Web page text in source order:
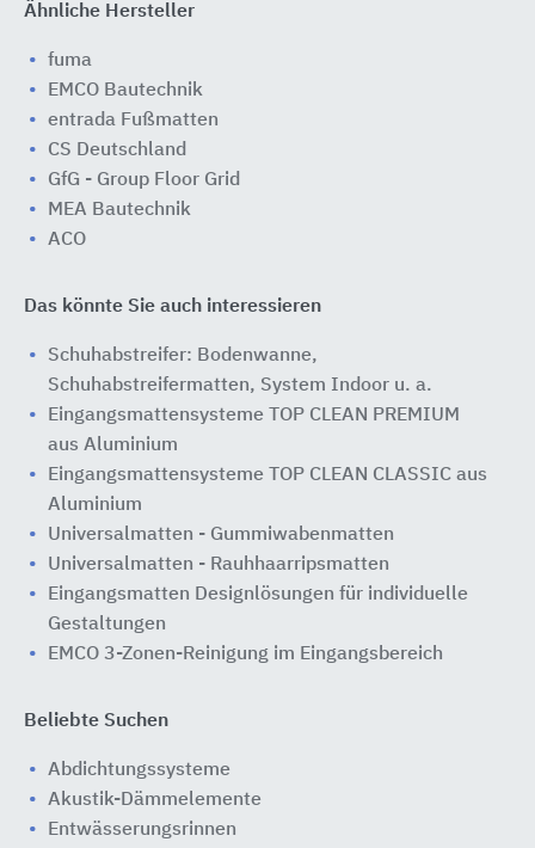
Ähnliche Hersteller
fuma
EMCO Bautechnik
entrada Fußmatten
CS Deutschland
GfG - Group Floor Grid
MEA Bautechnik
ACO
Das könnte Sie auch interessieren
Schuhabstreifer: Bodenwanne,
Schuhabstreifermatten, System Indoor u. a.
Eingangsmattensysteme TOP CLEAN PREMIUM
aus Aluminium
Eingangsmattensysteme TOP CLEAN CLASSIC aus
Aluminium
Universalmatten - Gummiwabenmatten
Universalmatten - Rauhhaarripsmatten
Eingangsmatten Designlösungen für individuelle
Gestaltungen
EMCO 3-Zonen-Reinigung im Eingangsbereich
Beliebte Suchen
Abdichtungssysteme
Akustik-Dämmelemente
Entwässerungsrinnen